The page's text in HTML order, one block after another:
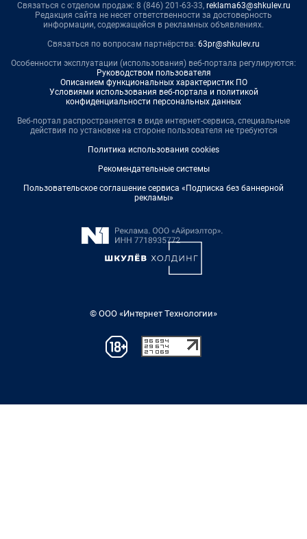
Связаться с отделом продаж: 8 (846) 201-63-33, reklama63@shkulev.ru
Редакция сайта не несет ответственности за достоверность
информации, содержащейся в рекламных объявлениях.
Связаться по вопросам партнёрства: 63pr@shkulev.ru
Особенности эксплуатации (использования) веб-портала регулируются:
Руководством пользователя
Описанием функциональных характеристик ПО
Условиями использования веб-портала и политикой
конфиденциальности персональных данных
Веб-портал распространяется в виде интернет-сервиса, специальные
действия по установке на стороне пользователя не требуются
Политика использования cookies
Рекомендательные системы
Пользовательское соглашение сервиса «Подписка без баннерной
рекламы»
© ООО «Интернет Технологии»